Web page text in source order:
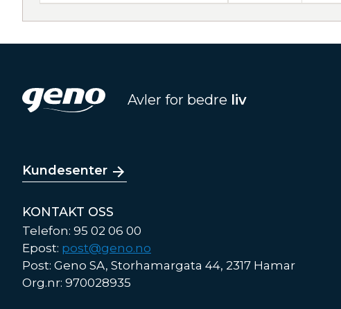
Avler for bedre liv
Kundesenter
KONTAKT OSS
Telefon: 95 02 06 00
Epost: post@geno.no
Post: Geno SA, Storhamargata 44, 2317 Hamar
Org.nr: 970028935